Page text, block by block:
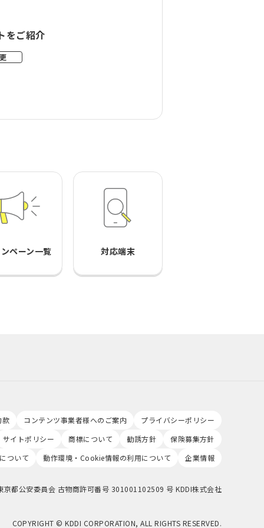
をご紹介
ペーン一覧 対応端末
款 コンテンツ事業者様へのご案内
プライバシーポリシー
サイトポリシー
商標について 勧誘方針
保険募集方針
ついて
動作環境・Cookie情報の利用について 企業情報
京都公安委員会 古物商許可番号 301001102509 号 KDDI株式会社
COPYRIGHT © KDDI CORPORATION, ALL RIGHTS RESERVED.